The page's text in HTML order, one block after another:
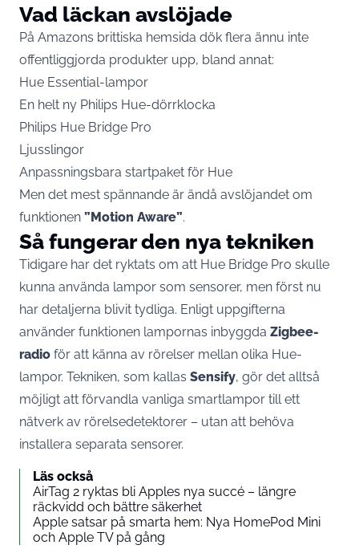
Vad läckan avslöjade
På Amazons brittiska hemsida dök flera ännu inte
offentliggjorda produkter upp, bland annat:
Hue Essential-lampor
En helt ny Philips Hue-dörrklocka
Philips Hue Bridge Pro
Ljusslingor
Anpassningsbara startpaket för Hue
Men det mest spännande är ändå avslöjandet om
funktionen ”Motion Aware”.
Så fungerar den nya tekniken
Tidigare har det ryktats om att Hue Bridge Pro skulle
kunna använda lampor som sensorer, men först nu
har detaljerna blivit tydliga. Enligt uppgifterna
använder funktionen lampornas inbyggda Zigbee-
radio för att känna av rörelser mellan olika Hue-
lampor. Tekniken, som kallas Sensify, gör det alltså
möjligt att förvandla vanliga smartlampor till ett
nätverk av rörelsedetektorer – utan att behöva
installera separata sensorer.
Läs också
AirTag 2 ryktas bli Apples nya succé – längre
räckvidd och bättre säkerhet
Apple satsar på smarta hem: Nya HomePod Mini
och Apple TV på gång